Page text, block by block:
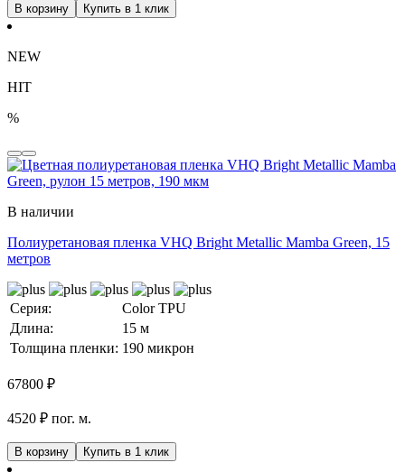
В корзину Купить в 1 клик
NEW
HIT
%
В наличии
Полиуретановая пленка VHQ Bright Metallic Mamba Green, 15
метров
Серия:
Color TPU
Длина:
15 м
Толщина пленки: 190 микрон
67800 ₽
4520 ₽ пог. м.
В корзину Купить в 1 клик